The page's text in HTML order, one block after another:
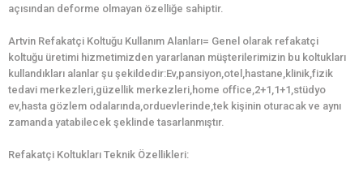
açısından deforme olmayan özelliğe sahiptir.
Artvin Refakatçi Koltuğu Kullanım Alanları= Genel olarak refakatçi
koltuğu üretimi hizmetimizden yararlanan müşterilerimizin bu koltukları
kullandıkları alanlar şu şekildedir:Ev,pansiyon,otel,hastane,klinik,fizik
tedavi merkezleri,güzellik merkezleri,home office,2+1,1+1,stüdyo
ev,hasta gözlem odalarında,orduevlerinde,tek kişinin oturacak ve aynı
zamanda yatabilecek şeklinde tasarlanmıştır.
Refakatçi Koltukları Teknik Özellikleri: